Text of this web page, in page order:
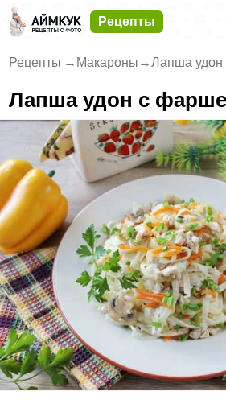
Рецепты
Рецепты → Макароны →Лапша удон
Лапша удон с